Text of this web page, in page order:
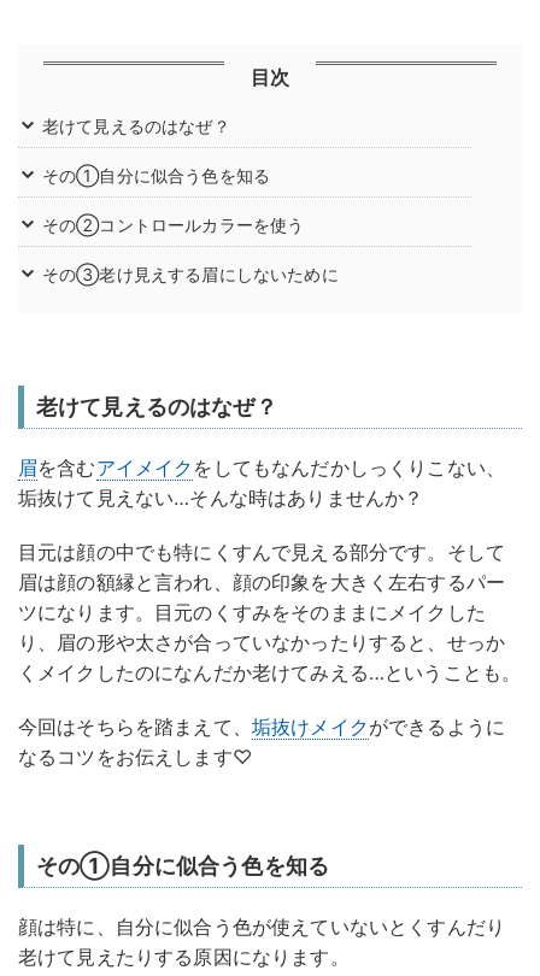
目次
老けて見えるのはなぜ？
その①自分に似合う色を知る
その②コントロールカラーを使う
その③老け見えする眉にしないために
老けて見えるのはなぜ？
眉を含むアイメイク をしてもなんだかしっくりこない、
垢抜けて見えない…そんな時はありませんか？
目元は顔の中でも特にくすんで見える部分です。そして
眉は顔の額縁と言われ、顔の印象を大きく左右するパー
ツになります。目元のくすみをそのままにメイクした
り、眉の形や太さが合っていなかったりすると、せっか
くメイクしたのになんだか老けてみえる…ということも。
今回はそちらを踏まえて、 垢抜けメイクができるように
なるコツをお伝えします♡
その①自分に似合う色を知る
顔は特に、自分に似合う色が使えていないとくすんだり
老けて見えたりする原因になります。